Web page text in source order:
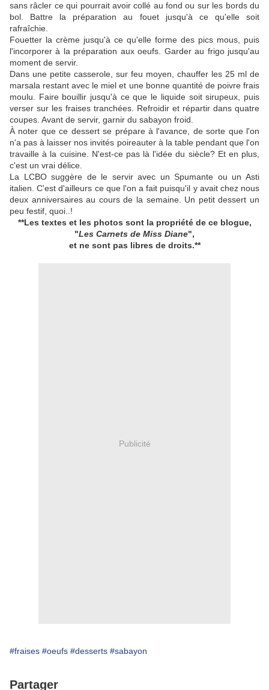
sans râcler ce qui pourrait avoir collé au fond ou sur les bords du
bol. Battre la préparation au fouet jusqu'à ce qu'elle soit
rafraîchie.
Fouetter la crème jusqu'à ce qu'elle forme des pics mous, puis
l'incorporer à la préparation aux oeufs. Garder au frigo jusqu'au
moment de servir.
Dans une petite casserole, sur feu moyen, chauffer les 25 ml de
marsala restant avec le miel et une bonne quantité de poivre frais
moulu. Faire bouillir jusqu'à ce que le liquide soit sirupeux, puis
verser sur les fraises tranchées. Refroidir et répartir dans quatre
coupes. Avant de servir, garnir du sabayon froid.
À noter que ce dessert se prépare à l'avance, de sorte que l'on
n'a pas à laisser nos invités poireauter à la table pendant que l'on
travaille à la cuisine. N'est-ce pas là l'idée du siècle? Et en plus,
c'est un vrai délice.
La LCBO suggère de le servir avec un Spumante ou un Asti
italien. C'est d'ailleurs ce que l'on a fait puisqu'il y avait chez nous
deux anniversaires au cours de la semaine. Un petit dessert un
peu festif, quoi..!
**Les textes et les photos sont la propriété de ce blogue,
"Les Carnets de Miss Diane",
et ne sont pas libres de droits.**
Publicité
#fraises #oeufs #desserts #sabayon
Partager